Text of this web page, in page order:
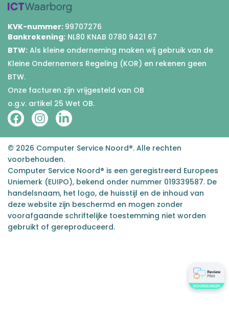
KVK-nummer: 99707276
Bankrekening: NL80 KNAB 0780 9421 67
BTW: Als kleine onderneming maken wij gebruik van de
Kleine Ondernemers Regeling (KOR) en rekenen geen
BTW.
Onze facturen zijn vrijgesteld van OB
o.g.v. artikel 25 Wet OB.
© 2026 Computer Service Noord®. Alle rechten
voorbehouden.
Computer Service Noord® is een geregistreerd Europees
Uniemerk (EUIPO), bekend onder nummer 019339587. De
handelsnaam, het logo, de huisstijl en de inhoud van
deze website zijn beschermd en mogen zonder
voorafgaande schriftelijke toestemming niet worden
gebruikt of gereproduceerd.